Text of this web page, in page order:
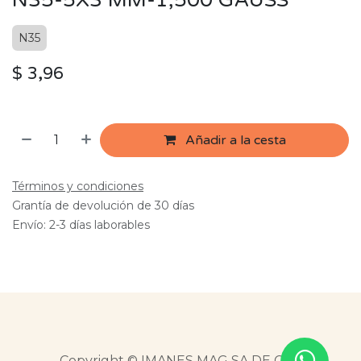
N35
$ 3,96
Añadir a la cesta
Términos y condiciones
Grantía de devolución de 30 días
Envío: 2-3 días laborables